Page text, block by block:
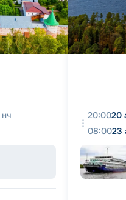
нч
20:0020
08:0023